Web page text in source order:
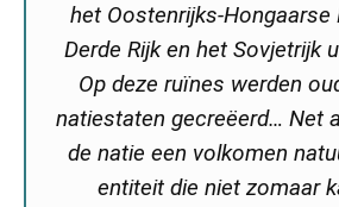
het Oostenrijks-Hongaarse
Derde Rijk en het Sovjetrijk
Op deze ruïnes werden
natiestaten gecreëerd… Net
de natie een volkomen
entiteit die niet zomaar